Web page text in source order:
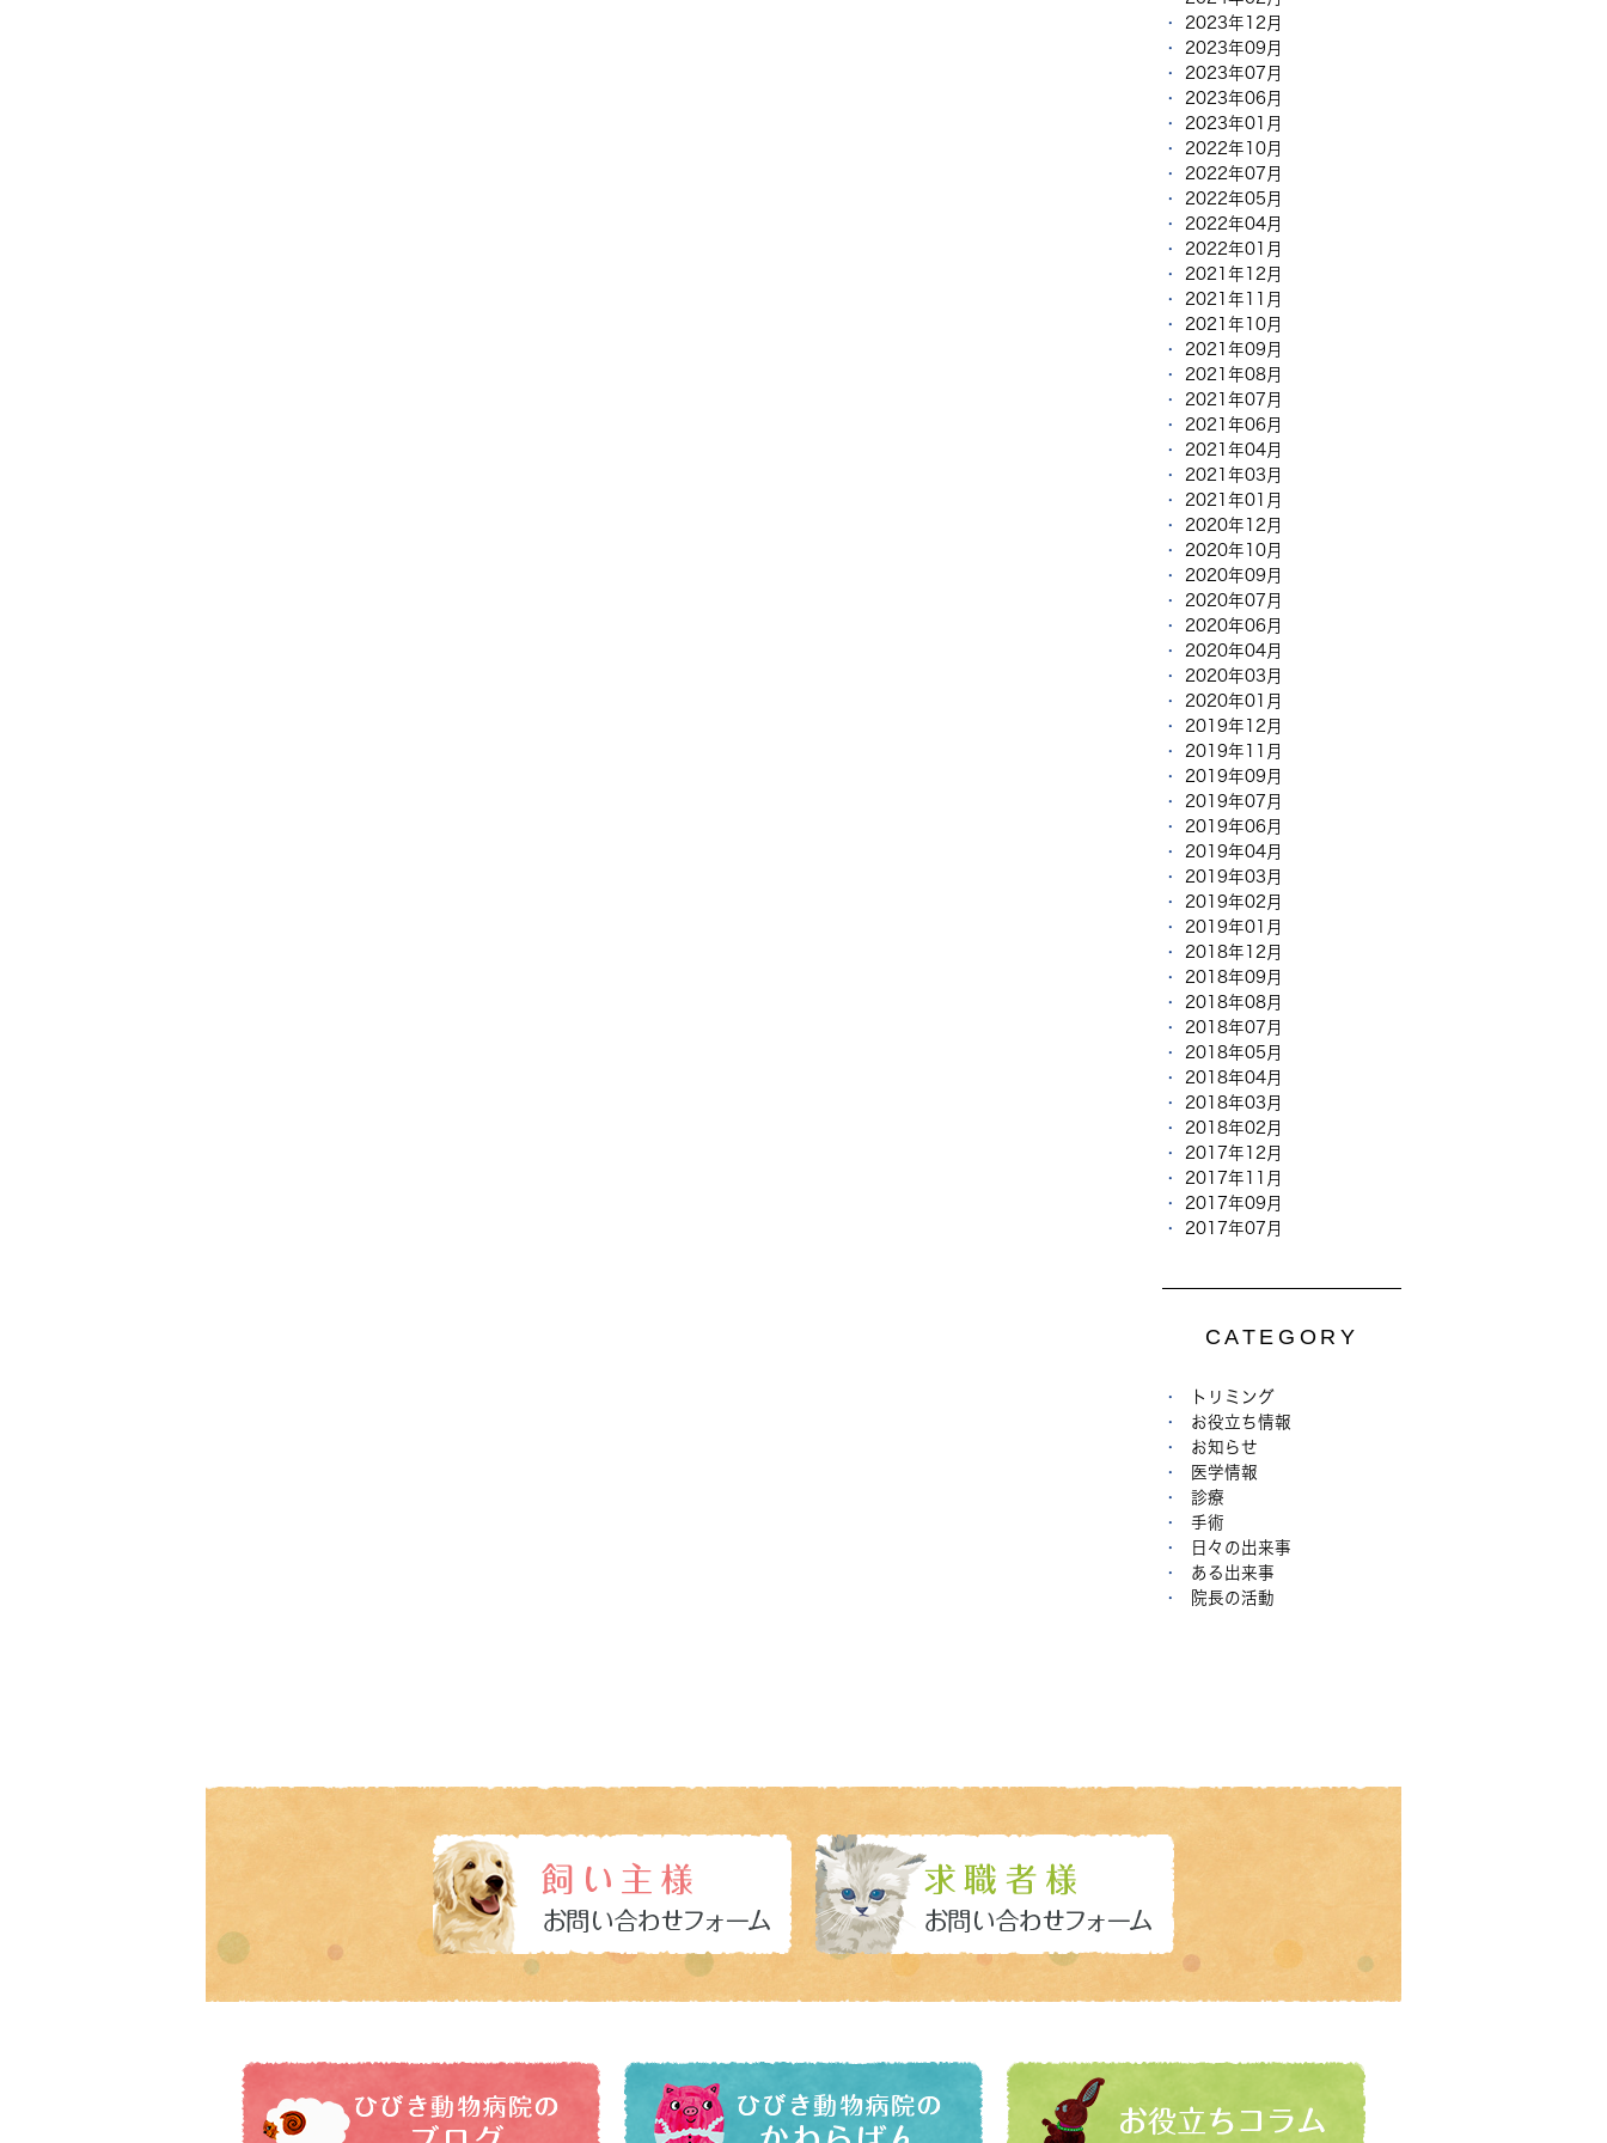
2023年12月
2023年09月
2023年07月
2023年06月
2023年01月
2022年10月
2022年07月
2022年05月
2022年04月
2022年01月
2021年12月
2021年11月
2021年10月
2021年09月
2021年08月
2021年07月
2021年06月
2021年04月
2021年03月
2021年01月
2020年12月
2020年10月
2020年09月
2020年07月
2020年06月
2020年04月
2020年03月
2020年01月
2019年12月
2019年11月
2019年09月
2019年07月
2019年06月
2019年04月
2019年03月
2019年02月
2019年01月
2018年12月
2018年09月
2018年08月
2018年07月
2018年05月
2018年04月
2018年03月
2018年02月
2017年12月
2017年11月
2017年09月
2017年07月
CATEGORY
トリミング
お役立ち情報
お知らせ
医学情報
診療
手術
日々の出来事
ある出来事
院長の活動